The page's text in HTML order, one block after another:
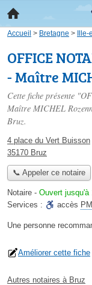
Accueil > Bretagne > Ille-
OFFICE
- Maître
Cette fiche présente
Maître MICHEL
Bruz.
4 place du Vert Buisson
35170 Bruz
📞 Appeler ce notaire
Notaire - Ouvert jusqu'à
Services :
accès
Une personne
Améliorer cette fiche
Autres notaires à Bruz